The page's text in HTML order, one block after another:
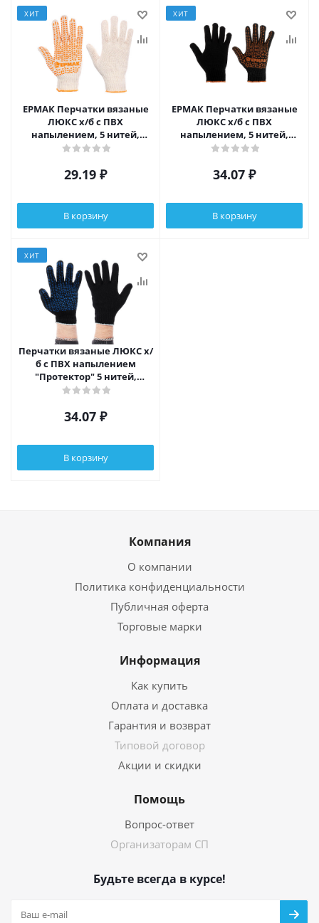
ХИТ
ЕРМАК Перчатки вязаные
ЛЮКС х/б с ПВХ
напылением, 5 нитей,
белые, 62гр, 24см, подвес
29.19 ₽
В корзину
ХИТ
ЕРМАК Перчатки вязаные
ЛЮКС х/б с ПВХ
напылением, 5 нитей,
черные, 62гр, 24см, подвес
34.07 ₽
В корзину
ХИТ
Перчатки вязаные ЛЮКС х/
б с ПВХ напылением
"Протектор" 5 нитей,
черные, Х-нить, 62 гр
34.07 ₽
В корзину
Компания
О компании
Политика конфиденциальности
Публичная оферта
Торговые марки
Информация
Как купить
Оплата и доставка
Гарантия и возврат
Типовой договор
Акции и скидки
Помощь
Вопрос-ответ
Организаторам СП
Будьте всегда в курсе!